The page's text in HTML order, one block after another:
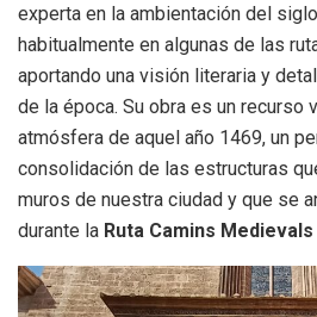
experta en la ambientación del
habitualmente en algunas de las
aportando una visión literaria y
de la época. Su obra es un recurso
atmósfera de aquel año 1469, un
consolidación de las estructuras
muros de nuestra ciudad y que se
durante la Ruta Camins